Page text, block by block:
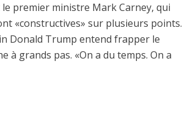
premier ministre Mark Carney, qui
«constructives» sur plusieurs points.
Donald Trump entend frapper le
à grands pas. «On a du temps. On a